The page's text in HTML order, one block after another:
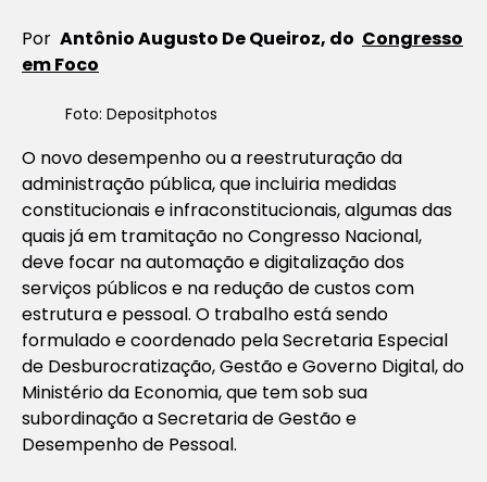
Por Antônio Augusto De Queiroz, do Congresso
em Foco
Foto: Depositphotos
O novo desempenho ou a reestruturação da
administração pública, que incluiria medidas
constitucionais e infraconstitucionais, algumas das
quais já em tramitação no Congresso Nacional,
deve focar na automação e digitalização dos
serviços públicos e na redução de custos com
estrutura e pessoal. O trabalho está sendo
formulado e coordenado pela Secretaria Especial
de Desburocratização, Gestão e Governo Digital, do
Ministério da Economia, que tem sob sua
subordinação a Secretaria de Gestão e
Desempenho de Pessoal.